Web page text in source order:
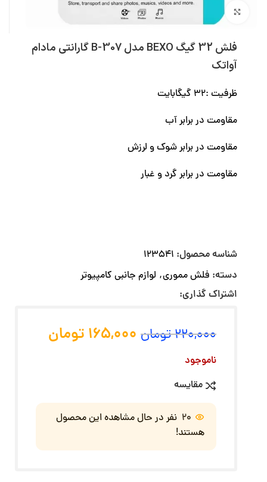
بزرگنمایی تصویر
فلش 32 گیگ BEXO مدل B-307 گارانتی مادام
آواتک
ظرفیت :32 گیگابایت
مقاومت در برابر آب
مقاومت در برابر شوک و لرزش
مقاومت در برابر گرد و غبار
شناسه محصول: 123541
دسته: فلش مموری, لوازم جانبی کامپیوتر
اشتراک گذاری:
220,000تومان 165,000 تومان
ناموجود
مقایسه
20 نفر در حال مشاهده این محصول
هستند!